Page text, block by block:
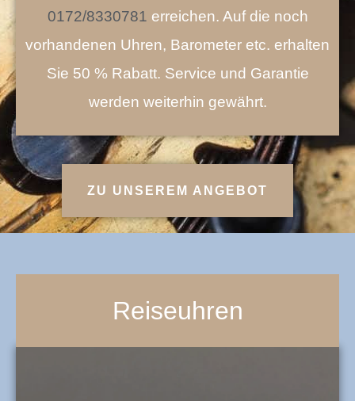
0172/8330781 erreichen. Auf die noch
vorhandenen Uhren, Barometer etc. erhalten
Sie 50 % Rabatt. Service und Garantie
werden weiterhin gewährt.
ZU UNSEREM ANGEBOT
Reiseuhren